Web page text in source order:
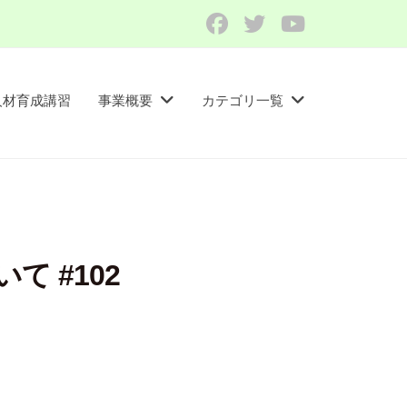
Facebook
TwitterYouTube
育成講習​ 事業概要 カテゴリ一覧
て #102